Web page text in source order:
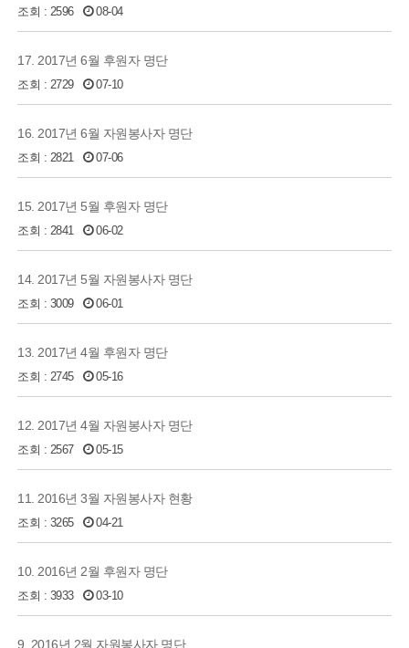
조회 : 2596 08-04
17. 2017년 6월 후원자 명단
조회 : 2729 07-10
16. 2017년 6월 자원봉사자 명단
조회 : 2821 07-06
15. 2017년 5월 후원자 명단
조회 : 2841 06-02
14. 2017년 5월 자원봉사자 명단
조회 : 3009 06-01
13. 2017년 4월 후원자 명단
조회 : 2745 05-16
12. 2017년 4월 자원봉사자 명단
조회 : 2567 05-15
11. 2016년 3월 자원봉사자 현황
조회 : 3265 04-21
10. 2016년 2월 후원자 명단
조회 : 3933 03-10
9. 2016년 2월 자원봉사자 명단